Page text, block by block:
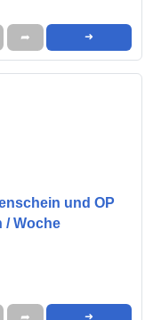
➦ ➜
und OP
/ Woche
➦ ➜